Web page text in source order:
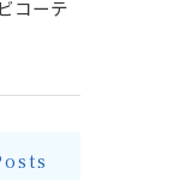
コーテ